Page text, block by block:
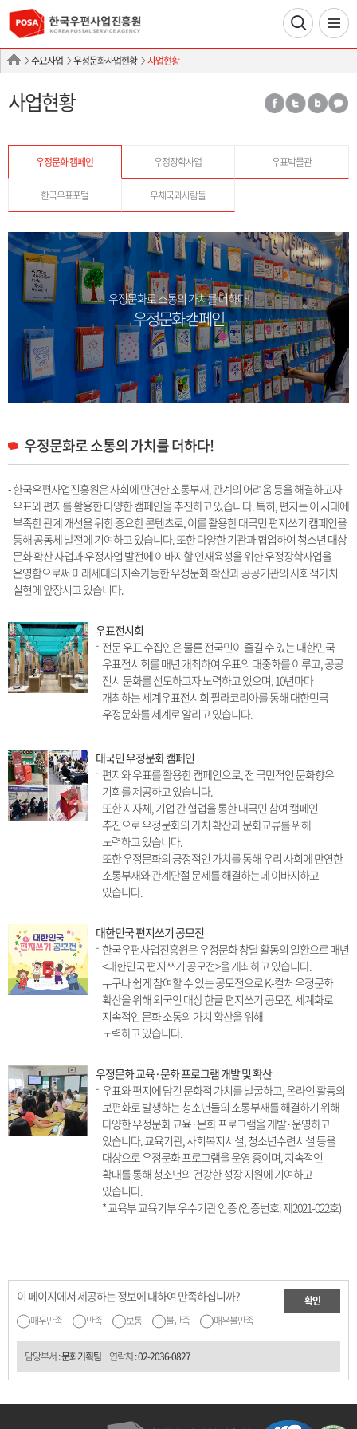
주요사업 우정문화사업현황 사업현황
사업현황
우정문화 캠페인 우정장학사업 우표박물관
한국우표포털 우체국과사람들
우정문화로 소통의 가치를 더하다!
우정문화 캠페인
우정문화로 소통의 가치를 더하다!
- 한국우편사업진흥원은 사회에 만연한 소통부재, 관계의 어려움 등을 해결하고자
우표와 편지를 활용한 다양한 캠페인을 추진하고 있습니다. 특히, 편지는 이 시대에
부족한 관계 개선을 위한 중요한 콘텐츠로, 이를 활용한 대국민 편지쓰기 캠페인을
통해 공동체 발전에 기여하고 있습니다. 또한 다양한 기관과 협업하여 청소년 대상
문화 확산 사업과 우정사업 발전에 이바지할 인재육성을 위한 우정장학사업을
운영함으로써 미래세대의 지속가능한 우정문화 확산과 공공기관의 사회적가치
실현에 앞장서고 있습니다.
우표전시회
전문 우표 수집인은 물론 전국민이 즐길 수 있는 대한민국
우표전시회를 매년 개최하여 우표의 대중화를 이루고, 공공
전시 문화를 선도하고자 노력하고 있으며, 10년마다
개최하는 세계우표전시회 필라코리아를 통해 대한민국
우정문화를 세계로 알리고 있습니다.
대국민 우정문화 캠페인
편지와 우표를 활용한 캠페인으로, 전 국민적인 문화향유
기회를 제공하고 있습니다.
또한 지자체, 기업 간 협업을 통한 대국민 참여 캠페인
추진으로 우정문화의 가치 확산과 문화교류를 위해
노력하고 있습니다.
또한 우정문화의 긍정적인 가치를 통해 우리 사회에 만연한
소통부재와 관계단절 문제를 해결하는데 이바지하고
있습니다.
대한민국 편지쓰기 공모전
한국우편사업진흥원은 우정문화 창달 활동의 일환으로 매년
<대한민국 편지쓰기 공모전>을 개최하고 있습니다.
누구나 쉽게 참여할 수 있는 공모전으로 K-컬처 우정문화
확산을 위해 외국인 대상 한글 편지쓰기 공모전 세계화로
지속적인 문화 소통의 가치 확산을 위해
노력하고 있습니다.
우정문화 교육·문화 프로그램 개발 및 확산
우표와 편지에 담긴 문화적 가치를 발굴하고, 온라인 활동의
보편화로 발생하는 청소년들의 소통부재를 해결하기 위해
다양한 우정문화 교육·문화 프로그램을 개발·운영하고
있습니다. 교육기관, 사회복지시설, 청소년수련시설 등을
대상으로 우정문화 프로그램을 운영 중이며, 지속적인
확대를 통해 청소년의 건강한 성장 지원에 기여하고
있습니다.
* 교육부 교육기부 우수기관 인증 (인증번호: 제2021-022호)
이 페이지에서 제공하는 정보에 대하여 만족하십니까?
매우만족 만족 보통 불만족 매우불만족
확인
담당부서: 문화기획팀 연락처:02-2036-0827